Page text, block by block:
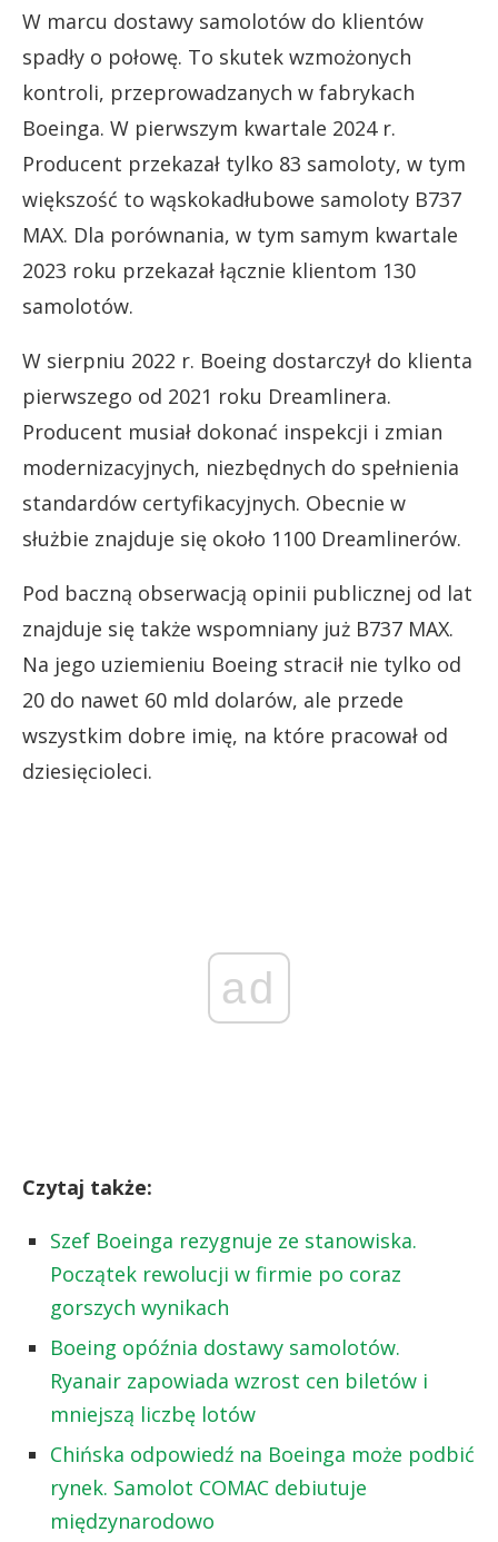
W marcu dostawy samolotów do klientów
spadły o połowę. To skutek wzmożonych
kontroli, przeprowadzanych w fabrykach
Boeinga. W pierwszym kwartale 2024 r.
Producent przekazał tylko 83 samoloty, w tym
większość to wąskokadłubowe samoloty B737
MAX. Dla porównania, w tym samym kwartale
2023 roku przekazał łącznie klientom 130
samolotów.
W sierpniu 2022 r. Boeing dostarczył do klienta
pierwszego od 2021 roku Dreamlinera.
Producent musiał dokonać inspekcji i zmian
modernizacyjnych, niezbędnych do spełnienia
standardów certyfikacyjnych. Obecnie w
służbie znajduje się około 1100 Dreamlinerów.
Pod baczną obserwacją opinii publicznej od lat
znajduje się także wspomniany już B737 MAX.
Na jego uziemieniu Boeing stracił nie tylko od
20 do nawet 60 mld dolarów, ale przede
wszystkim dobre imię, na które pracował od
dziesięcioleci.
ad
Czytaj także:
Szef Boeinga rezygnuje ze stanowiska.
Początek rewolucji w firmie po coraz
gorszych wynikach
Boeing opóźnia dostawy samolotów.
Ryanair zapowiada wzrost cen biletów i
mniejszą liczbę lotów
Chińska odpowiedź na Boeinga może podbić
rynek. Samolot COMAC debiutuje
międzynarodowo